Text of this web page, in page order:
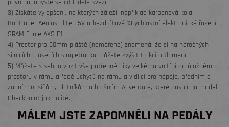
povrchu, abyste se cítili déle svěží.
3) Získáte vylepšení, na kterých záleží: například karbonová kola
Bontrager Aeolus Elite 35V a bezdrátové 13rychlostní elektronické řazení
SRAM Force AXS E1.
4) Prostor pro 50mm pláště (naměřeno) znamená, že si na náročných
silnicích a úsecích singletracku můžete zvýšit trakci a tlumení.
5) Můžete s sebou vozit vše potřebné díky velkému vnitřnímu úložnému
prostoru v rámu a řadě úchytů na rámu a vidlici pro nápoje, předním a
zadním nosičům, blatníkům a brašnám Adventure, které pasují na model
Checkpoint jako ulité.
MÁLEM JSTE ZAPOMNĚLI NA PEDÁLY